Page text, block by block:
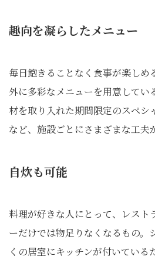
趣向を凝らしたメニュー
毎日飽きることなく食事が楽しめ
外に多彩なメニューを用意してい
材を取り入れた期間限定のスペシ
など、施設ごとにさまざまな工夫
自炊も可能
料理が好きな人にとって、レスト
ーだけでは物足りなくなるもの。
くの居室にキッチンが付いている